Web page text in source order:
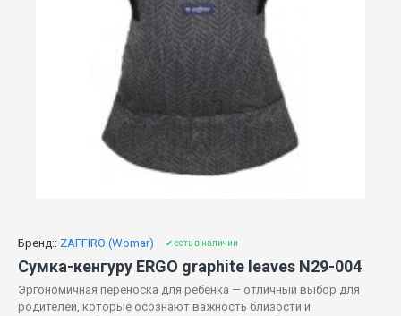
Бренд:: ZAFFIRO (Womar) ✔ есть в наличии
Сумка-кенгуру ERGO graphite leaves N29-004
Эргономичная переноска для ребенка — отличный выбор для
родителей, которые осознают важность близости и